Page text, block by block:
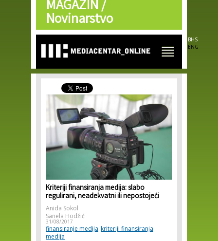
Skip to
main
content
MAGAZIN /
Novinarstvo
BHS
ENG
Kriteriji finansiranja medija: slabo
regulirani, neadekvatni ili nepostojeći
Anida Sokol
Sanela Hodžić
31/08/2017
finansiranje medija kriteriji finansiranja
medija